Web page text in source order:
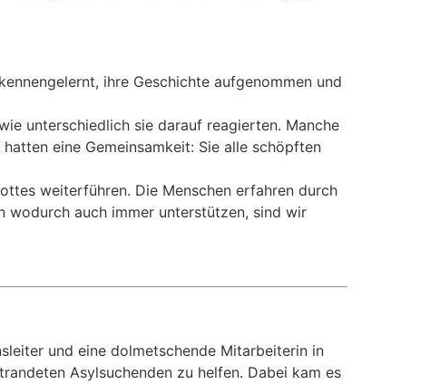
ihre Geschichte aufgenommen und
unterschiedlich sie darauf reagierten. Manche
eine Gemeinsamkeit: Sie alle schöpften
weiterführen. Die Menschen erfahren durch
wodurch auch immer unterstützen, sind wir
und eine dolmetschende Mitarbeiterin in
Asylsuchenden zu helfen. Dabei kam es